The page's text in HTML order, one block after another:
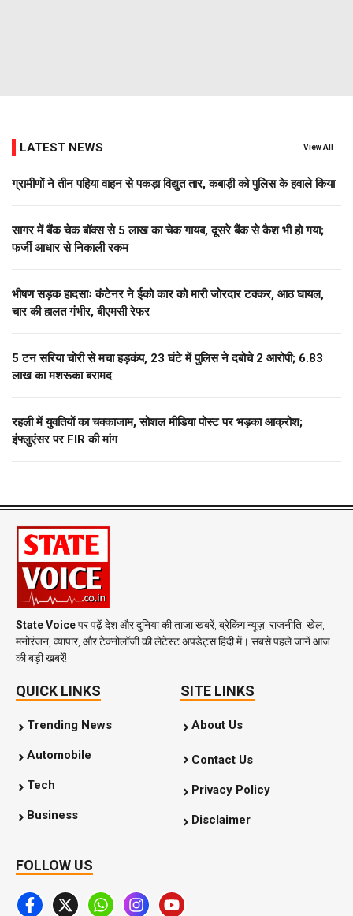
LATEST NEWS View All
ग्रामीणों ने तीन पहिया वाहन से पकड़ा विद्युत तार, कबाड़ी को पुलिस के हवाले किया
सागर में बैंक चेक बॉक्स से 5 लाख का चेक गायब, दूसरे बैंक से कैश भी हो गया;
फर्जी आधार से निकाली रकम
भीषण सड़क हादसाः कंटेनर ने ईको कार को मारी जोरदार टक्कर, आठ घायल,
चार की हालत गंभीर, बीएमसी रेफर
5 टन सरिया चोरी से मचा हड़कंप, 23 घंटे में पुलिस ने दबोचे 2 आरोपी; 6.83
लाख का मशरूका बरामद
रहली में युवतियों का चक्काजाम, सोशल मीडिया पोस्ट पर भड़का आक्रोश;
इंफ्लुएंसर पर FIR की मांग
State Voiceपर पढ़ें देश और दुनिया की ताजा खबरें, ब्रेकिंग न्यूज़, राजनीति, खेल,
मनोरंजन, व्यापार, और टेक्नोलॉजी की लेटेस्ट अपडेट्स हिंदी में। सबसे पहले जानें आज
की बड़ी खबरें!
QUICK LINKS
Trending News
Automobile
Tech
Business
SITE LINKS
About Us
Contact Us
Privacy Policy
Disclaimer
FOLLOW US